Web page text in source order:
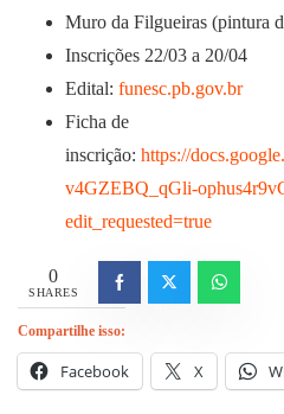
Muro da Filgueiras (pintura
Inscrições 22/03 a 20/04
Edital: funesc.pb.gov.br
Ficha de
inscrição: https://
v4GZEBQ_qGli-
edit_requested=true
0
SHARES
Compartilhe isso:
Facebook X